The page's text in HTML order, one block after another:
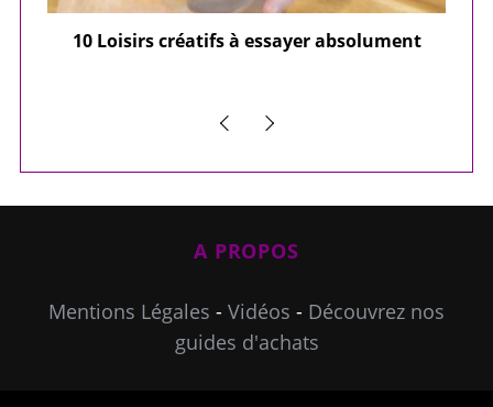
10 Loisirs créatifs à essayer absolument
A PROPOS
Mentions Légales - Vidéos - Découvrez nos
guides d'achats